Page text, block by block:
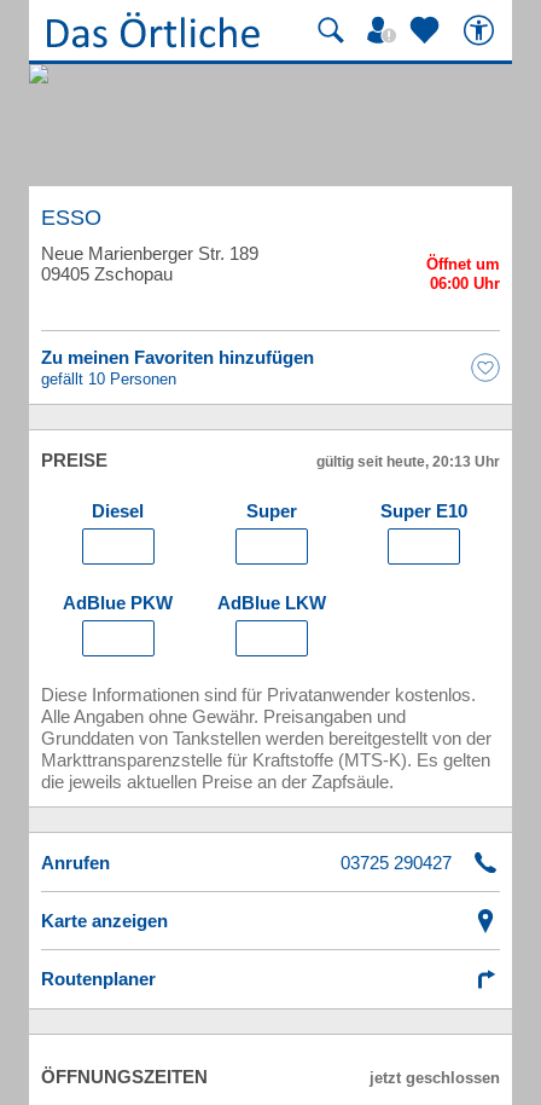
ESSO
Neue Marienberger Str. 189
09405 Zschopau
Zu meinen Favoriten hinzufügen
gefällt 10 Personen
PREISE gültig seit heute, 20:13 Uhr
Diesel Super Super E10
AdBlue PKW AdBlue LKW
Diese Informationen sind für Privatanwender kostenlos.
Alle Angaben ohne Gewähr. Preisangaben und
Grunddaten von Tankstellen werden bereitgestellt von der
Markttransparenzstelle für Kraftstoffe (MTS-K). Es gelten
die jeweils aktuellen Preise an der Zapfsäule.
Anrufen
Karte anzeigen
Routenplaner
ÖFFNUNGSZEITEN